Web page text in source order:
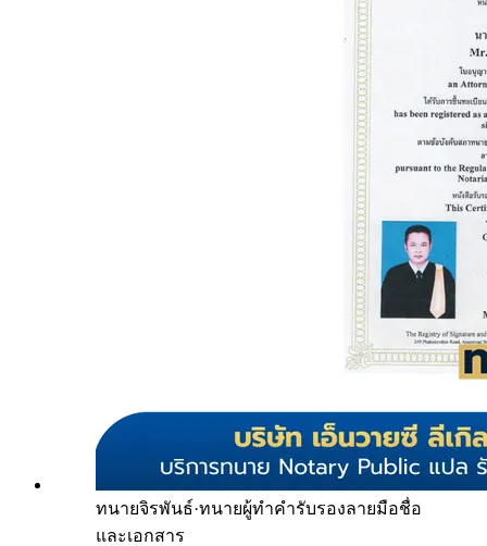
ทนายจิรพันธ์·ทนายผู้ทำคำรับรองลายมือชื่อ
และเอกสาร